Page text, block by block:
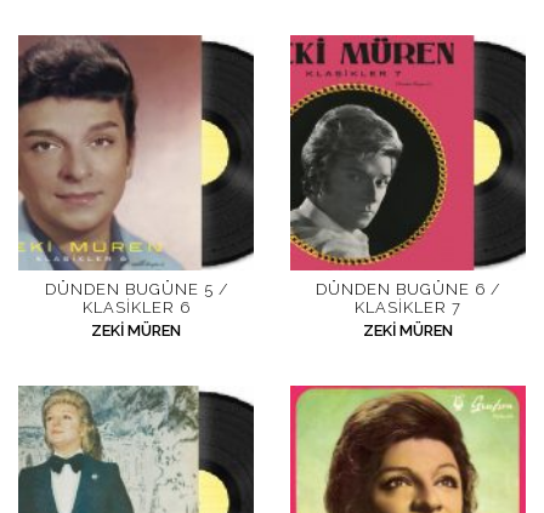
DÜNDEN BUGÜNE 5 /
KLASIKLER 6
ZEKI MÜREN
DÜNDEN BUGÜNE 6 /
KLASIKLER 7
ZEKI MÜREN